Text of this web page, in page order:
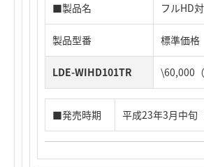
■製品名 フルHD
製品型番 標準価格
LDE-WIHD101TR \60,000（
■発売時期 平成23年3月中旬